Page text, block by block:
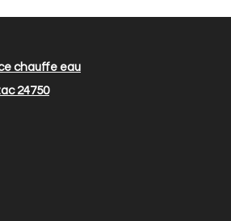
chauffe eau
24750